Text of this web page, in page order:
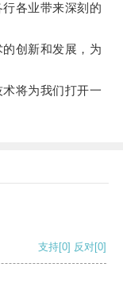
各业带来深刻的
创新和发展，为
将为我们打开一
支持[0] 反对[0]